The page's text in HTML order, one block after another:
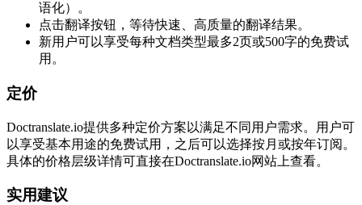
语化）。
点击翻译按钮，等待快速、高质量的翻译结果。
新用户可以享受每种文档类型最多2页或500字的免费试
用。
定价
Doctranslate.io提供多种定价方案以满足不同用户需求。用户可
以享受基本用途的免费试用，之后可以选择按月或按年订阅。
具体的价格层级详情可直接在Doctranslate.io网站上查看。
实用建议